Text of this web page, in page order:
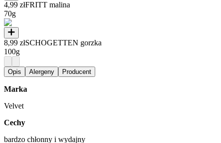
4,99 złFRITT malina
70g
8,99 złSCHOGETTEN gorzka
100g
Opis Alergeny Producent
Marka
Velvet
Cechy
bardzo chłonny i wydajny